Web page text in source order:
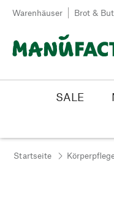
Zum Inhalt springen
Warenhäuser Brot &
SALE
Startseite